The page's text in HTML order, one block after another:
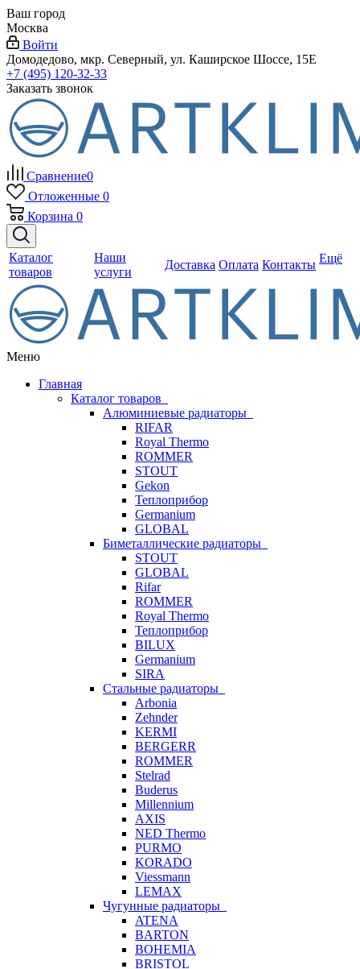
Ваш город
Москва
Войти
Домодедово, мкр. Северный, ул. Каширское Шоссе, 15Е
+7 (495) 120-32-33
Заказать звонок
Сравнение0
Отложенные 0
Корзина 0
Каталог
товаров
Наши
услуги
Доставка Оплата Контакты Ещё
Меню
Главная
Каталог товаров
Алюминиевые радиаторы
RIFAR
Royal Thermo
ROMMER
STOUT
Gekon
Теплоприбор
Germanium
GLOBAL
Биметаллические радиаторы
STOUT
GLOBAL
Rifar
ROMMER
Royal Thermo
Теплоприбор
BILUX
Germanium
SIRA
Стальные радиаторы
Arbonia
Zehnder
KERMI
BERGERR
ROMMER
Stelrad
Buderus
Millennium
AXIS
NED Thermo
PURMO
KORADO
Viessmann
LEMAX
Чугунные радиаторы
ATENA
BARTON
BOHEMIA
BRISTOL